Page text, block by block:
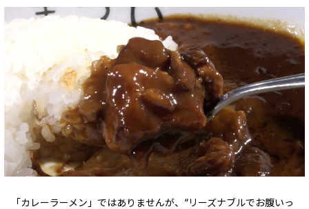
「カレーラーメン」ではありませんが、“リーズナブルでお腹いっ